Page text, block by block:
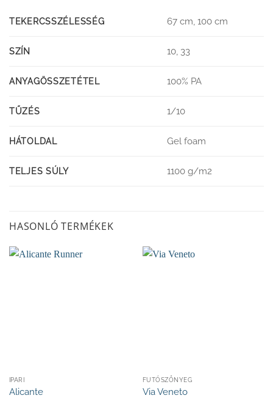
TEKERCSSZÉLESSÉG 67 cm, 100 cm
SZÍN 10, 33
ANYAGÖSSZETÉTEL 100% PA
TŰZÉS 1/10
HÁTOLDAL Gel foam
TELJES SÚLY 1100 g/m2
HASONLÓ TERMÉKEK
IPARI
Alicante
FUTÓSZŐNYEG
Via Veneto